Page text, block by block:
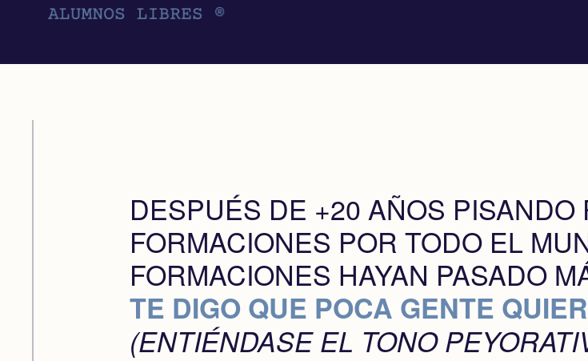
DESPUÉS DE +20 AÑOS PISANDO
FORMACIONES POR TODO EL
FORMACIONES HAYAN PASADO
TE DIGO QUE POCA GENTE
(ENTIÉNDASE EL TONO